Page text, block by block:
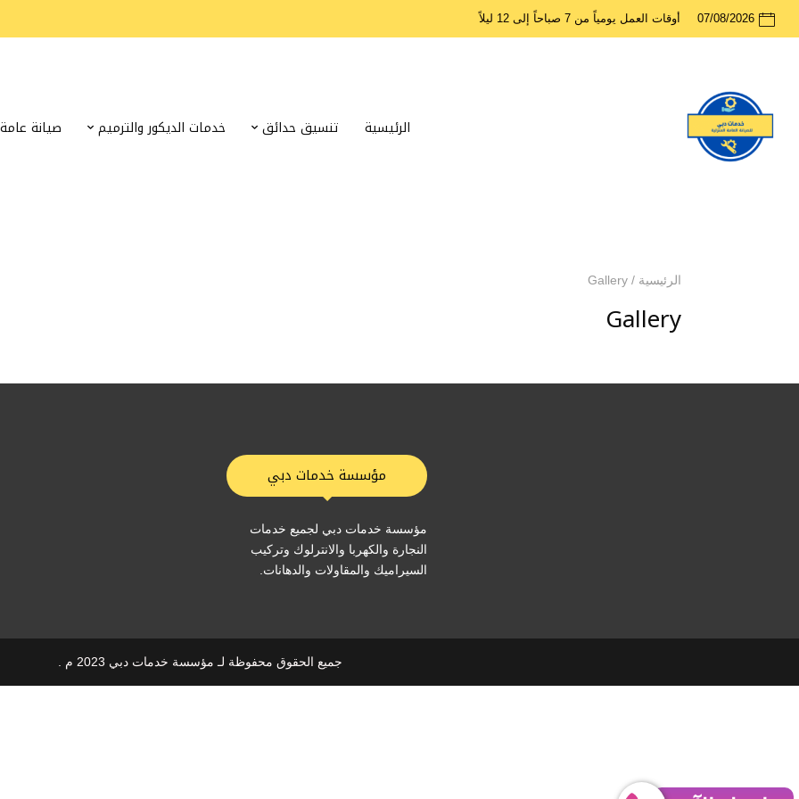
07/08/2026 أوقات العمل يومياً من 7 صباحاً إلى 12 ليلاً
الرئيسية تنسيق حدائق خدمات الديكور والترميم صيانة عامة
الرئيسية /
Gallery
Gallery
مؤسسة خدمات دبي
مؤسسة خدمات دبي لجميع خدمات
النجارة والكهربا والانترلوك وتركيب
السيراميك والمقاولات والدهانات.
جميع الحقوق محفوظة لـ مؤسسة خدمات دبي 2023 م .